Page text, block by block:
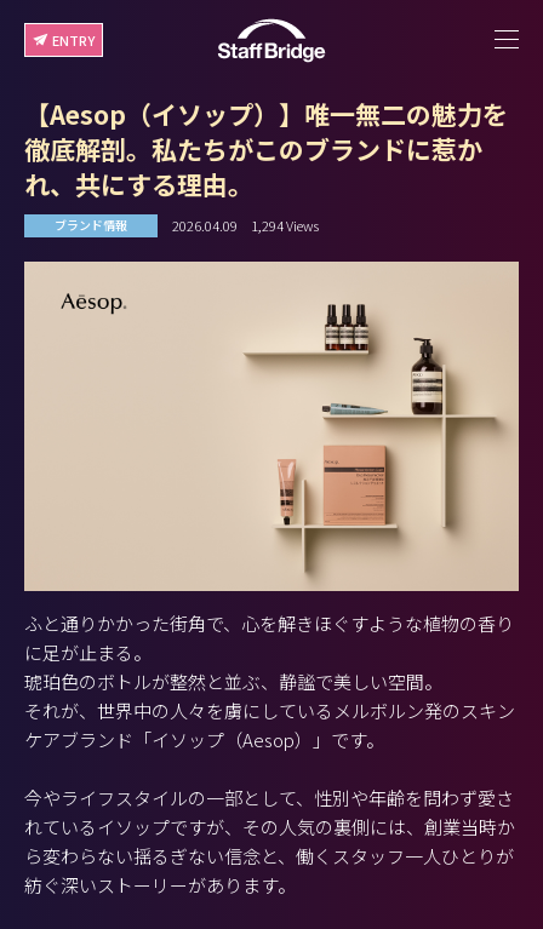
ENTRY
【Aesop（イソップ）】唯一無二の魅力を
徹底解剖。私たちがこのブランドに惹か
れ、共にする理由。
ブランド情報 2026.04.09 1,294 Views
ふと通りかかった街角で、心を解きほぐすような植物の香り
に足が止まる。
琥珀色のボトルが整然と並ぶ、静謐で美しい空間。
それが、世界中の人々を虜にしているメルボルン発のスキン
ケアブランド「イソップ（Aesop）」です。
今やライフスタイルの一部として、性別や年齢を問わず愛さ
れているイソップですが、その人気の裏側には、創業当時か
ら変わらない揺るぎない信念と、働くスタッフ一人ひとりが
紡ぐ深いストーリーがあります。